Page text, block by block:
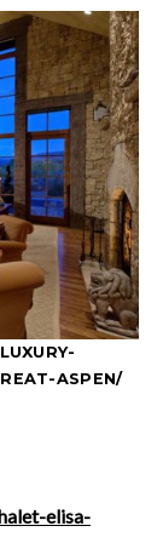
ASPEN/
elisa-